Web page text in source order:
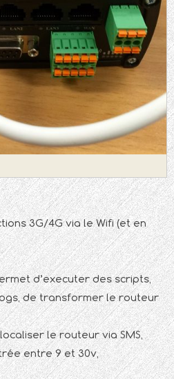
3G/4G via le Wifi (et en
d’executer des scripts,
de transformer le routeur
le routeur via SMS,
entre 9 et 30v,